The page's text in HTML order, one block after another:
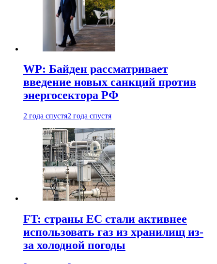
WP: Байден рассматривает
введение новых санкций против
энергосектора РФ
2 года спустя2 года спустя
FT: страны ЕС стали активнее
использовать газ из хранилищ из-
за холодной погоды